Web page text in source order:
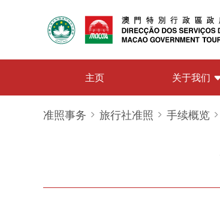
主页 关于我们
准照事务 旅行社准照 手续概览